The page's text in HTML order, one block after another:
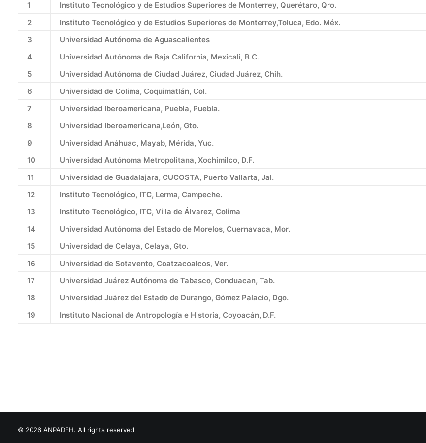
1 Instituto Tecnológico y de Estudios Superiores de Monterrey, Querétaro, Qro.
2
Instituto Tecnológico y de Estudios Superiores de Monterrey,Toluca, Edo. Méx.
3
Universidad Autónoma de Aguascalientes
4
Universidad Autónoma de Baja California, Mexicali, B.C.
5
Universidad Autónoma de Ciudad Juárez, Ciudad Juárez, Chih.
6
Universidad de Colima, Coquimatlán, Col.
7
Universidad Iberoamericana, Puebla, Puebla.
8
Universidad Iberoamericana,León, Gto.
9
Universidad Anáhuac, Mayab, Mérida, Yuc.
10
Universidad Autónoma Metropolitana, Xochimilco, D.F.
11
Universidad de Guadalajara, CUCOSTA, Puerto Vallarta, Jal.
12
Instituto Tecnológico, ITC, Lerma, Campeche.
13
Instituto Tecnológico, ITC, Villa de Álvarez, Colima
14
Universidad Autónoma del Estado de Morelos, Cuernavaca, Mor.
15
Universidad de Celaya, Celaya, Gto.
16
Universidad de Sotavento, Coatzacoalcos, Ver.
17
Universidad Juárez Autónoma de Tabasco, Conduacan, Tab.
18
Universidad Juárez del Estado de Durango, Gómez Palacio, Dgo.
19
Instituto Nacional de Antropología e Historia, Coyoacán, D.F.
© 2026 ANPADEH. All rights reserved